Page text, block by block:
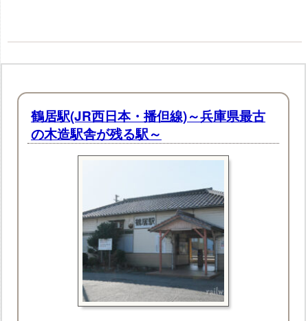
鶴居駅(JR西日本・播但線)～兵庫県最古
の木造駅舎が残る駅～